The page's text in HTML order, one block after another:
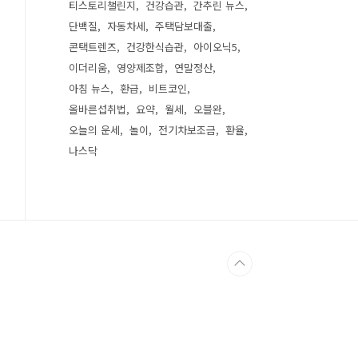
티스토리챌린지
건강습관
간추린 뉴스
단백질
자동차세
주택담보대출
콘택트렌즈
건강한식습관
아이오닉5
이더리움
영양제조합
연말정산
아침 뉴스
환급
비트코인
올바른섭취법
요약 월세
오블완
오늘의 운세
놀이 전기차보조금
환율
나스닥